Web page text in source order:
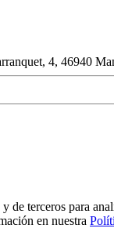
4, 46940
de terceros para
en nuestra